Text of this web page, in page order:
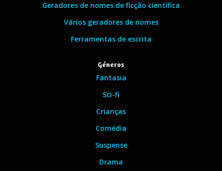
Geradores de nomes de ficção científica
Vários geradores de nomes
Ferramentas de escrita
Géneros
Fantasia
Sci-fi
Crianças
Comédia
Suspense
Drama